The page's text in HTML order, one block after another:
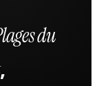
du
,